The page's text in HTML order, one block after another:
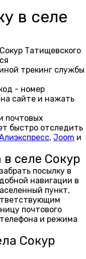
в селе
Татищевского
трекинг службы
- номер
сайте и нажать
почтовых
быстро отследить
, Joom и
селе Сокур
посылку в
навигации в
пункт,
почтового
и режима
Сокур